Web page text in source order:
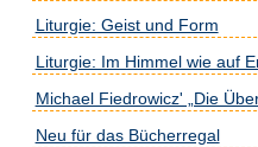
Liturgie: Geist und Form
Liturgie: Im Himmel wie auf
Michael Fiedrowicz' „Die
Neu für das Bücherregal